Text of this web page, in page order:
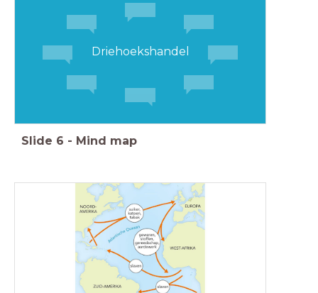
Driehoekshandel
Slide 6 - Mind map